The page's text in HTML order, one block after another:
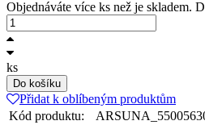
Objednáváte více ks než je skladem.
ks
Do košíku
Přidat k oblíbeným produktům
Kód produktu: